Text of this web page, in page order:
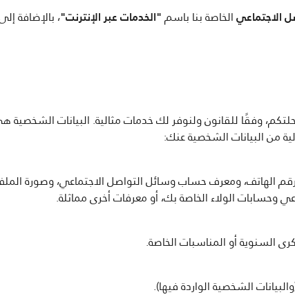
الاجتماعيالخاصة بنا باسم"الخدمات عبر الإنترنت"، بالإضافة
وفقًا للقانون ولنوفر لك خدمات مثالية. البيانات
من البيانات الشخصية عنك:
الهاتف، ومعرف حساب وسائل التواصل الاجتماعي، وصورة
وحسابات الولاء الخاصة بك، أو معرفات أخرى مماثلة.
السنوية أو المناسبات الخاصة.
الشخصية الواردة فيها).